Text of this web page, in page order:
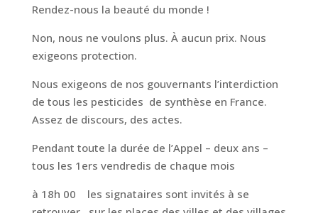
Rendez-nous la beauté du monde !
Non, nous ne voulons plus. À aucun prix. Nous
exigeons protection.
Nous exigeons de nos gouvernants l’interdiction
de tous les pesticides de synthèse en France.
Assez de discours, des actes.
Pendant toute la durée de l’Appel – deux ans –
tous les 1ers vendredis de chaque mois
à 18h 00 les signataires sont invités à se